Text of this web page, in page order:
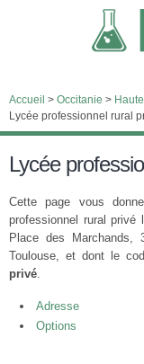
Accueil > Occitanie >
Lycée professionnel rural
Lycée
Cette page vous
professionnel rural privé
Place des Marchands,
Toulouse, et dont le
privé.
Adresse
Options